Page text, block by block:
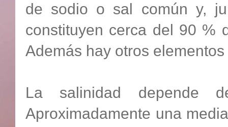
de sodio o sal común y,
constituyen cerca del 90 %
Además hay otros
La salinidad depende
Aproximadamente una